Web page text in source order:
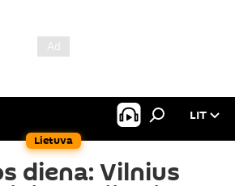
Lietuva
LIT
diena: Vilnius